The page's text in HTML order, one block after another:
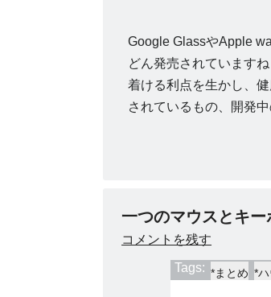
Google GlassやApple
どん発売されています
着ける利点を生かし、
されているもの、開発
一つのマウスとキ
コメントを残す
Tags: *まとめ *